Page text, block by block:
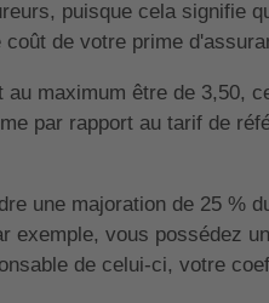
puisque cela signifie
de votre prime
maximum être de 3,50,
par rapport au tarif de
une majoration de 25 %
exemple, vous possédez
de celui-ci, votre